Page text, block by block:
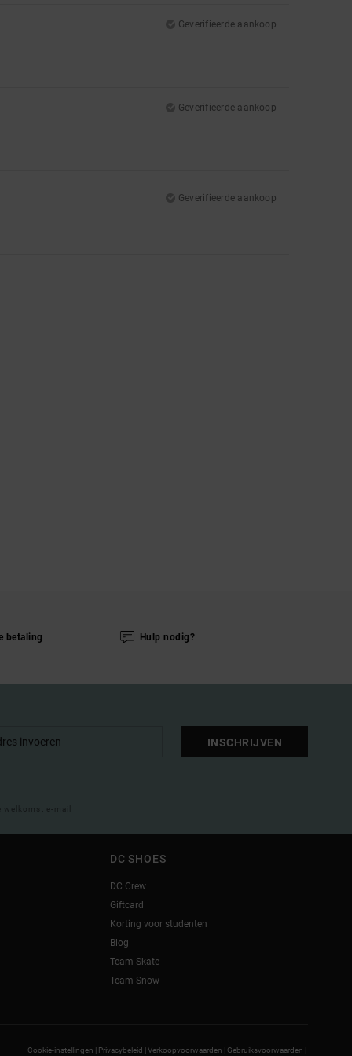
Geverifieerde aankoop
Geverifieerde aankoop
Geverifieerde aankoop
betaling Hulp nodig?
INSCHRIJVEN
e-mail
DC SHOES
DC Crew
Giftcard
Korting voor studenten
Blog
Team Skate
Team Snow
Cookie-instellingen | Privacybeleid | Verkoopvoorwaarden | Gebruiksvoorwaarden |